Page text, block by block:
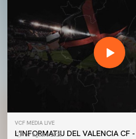
VCF MEDIA LIVE
L'INFORMATIU DEL VALENCIA
07 agosto 2026
PRIMER EQUIP
ENTRENAMENT DEL VALENCIA